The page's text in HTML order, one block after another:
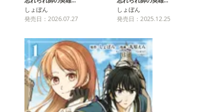
しょぼん
発売日：2026.07.27
しょぼん
発売日：2025.12.25